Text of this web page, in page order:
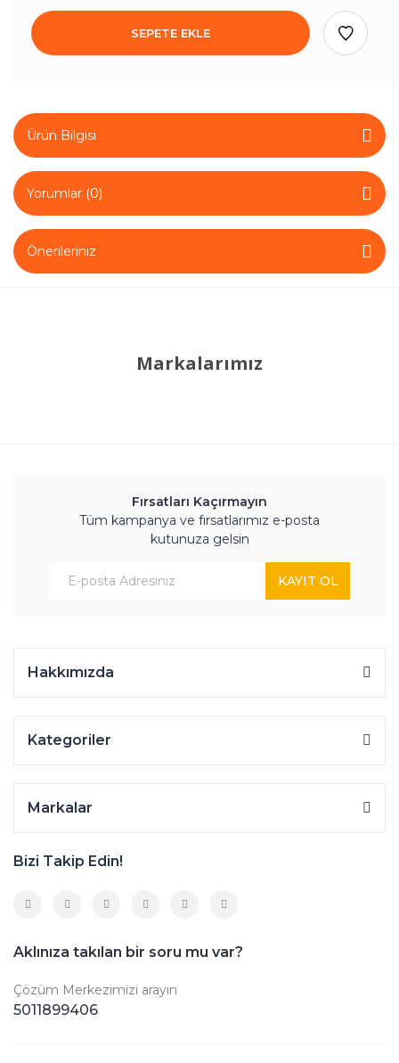
SEPETE EKLE
Ürün Bilgisi
Yorumlar (0)
Önerileriniz
Markalarımız
Fırsatları Kaçırmayın
Tüm kampanya ve fırsatlarımız e-posta
kutunuza gelsin
KAYIT OL
Hakkımızda
Kategoriler
Markalar
Bizi Takip Edin!
Aklınıza takılan bir soru mu var?
Çözüm Merkezimizi arayın
5011899406